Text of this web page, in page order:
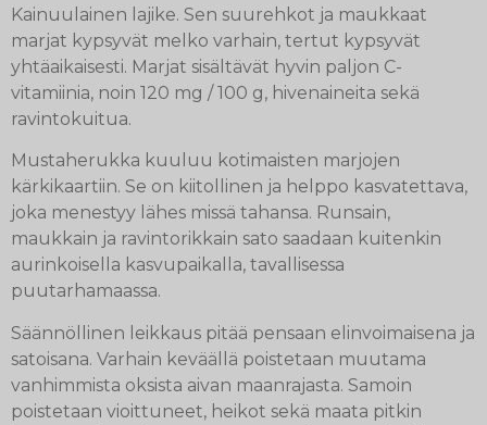
Kainuulainen lajike. Sen suurehkot ja maukkaat
marjat kypsyvät melko varhain, tertut kypsyvät
yhtäaikaisesti. Marjat sisältävät hyvin paljon C-
vitamiinia, noin 120 mg / 100 g, hivenaineita sekä
ravintokuitua.
Mustaherukka kuuluu kotimaisten marjojen
kärkikaartiin. Se on kiitollinen ja helppo kasvatettava,
joka menestyy lähes missä tahansa. Runsain,
maukkain ja ravintorikkain sato saadaan kuitenkin
aurinkoisella kasvupaikalla, tavallisessa
puutarhamaassa.
Säännöllinen leikkaus pitää pensaan elinvoimaisena ja
satoisana. Varhain keväällä poistetaan muutama
vanhimmista oksista aivan maanrajasta. Samoin
poistetaan vioittuneet, heikot sekä maata pitkin